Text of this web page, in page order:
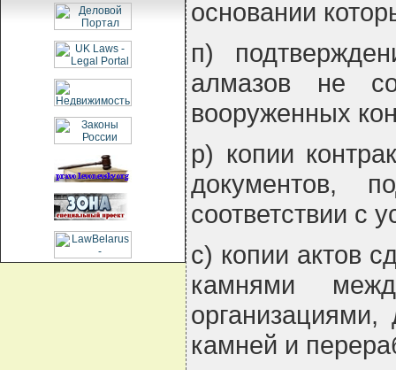
основании
п)
алмазов не
вооруженных
р) копии
документов,
соответствии с
с) копии актов
камнями
камней и